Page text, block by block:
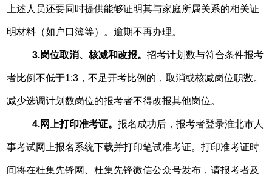
上述人员还要同时提供能够证明其与家庭所属关系的相关证
明材料（如户口簿等）。逾期不再办理。
3.岗位取消、核减和改报。招考计划数与符合条件报考
者比例不低于1:3，不足开考比例的，取消或核减岗位职数。
减少选调计划数岗位的报考者不得改报其他岗位。
4.网上打印准考证。报名成功后，报考者登录淮北市人
事考试网上报名系统下载并打印笔试准考证。打印准考证时
间将在杜集先锋网、杜集先锋微信公众号发布，请报考者及